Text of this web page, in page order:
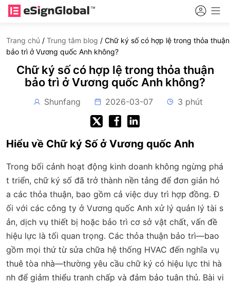
Trang chủ / Trung tâm blog / Chữ ký số có hợp lệ trong thỏa thuận
bảo trì ở Vương quốc Anh không?
Chữ ký số có hợp lệ trong thỏa thuận
bảo trì ở Vương quốc Anh không?
Shunfang 2026-03-07 3 phút
Hiểu về Chữ ký Số ở Vương quốc Anh
Trong bối cảnh hoạt động kinh doanh không ngừng phá
t triển, chữ ký số đã trở thành nền tảng để đơn giản hó
a các thỏa thuận, bao gồm cả việc duy trì hợp đồng. Đ
ối với các công ty ở Vương quốc Anh xử lý quản lý tài s
ản, dịch vụ thiết bị hoặc bảo trì cơ sở vật chất, vấn đề
hiệu lực là tối quan trọng. Các thỏa thuận bảo trì—bao
gồm mọi thứ từ sửa chữa hệ thống HVAC đến nghĩa vụ
thuê tòa nhà—thường yêu cầu chữ ký có hiệu lực thi hà
nh để giảm thiểu tranh chấp và đảm bảo tuân thủ. Bài vi